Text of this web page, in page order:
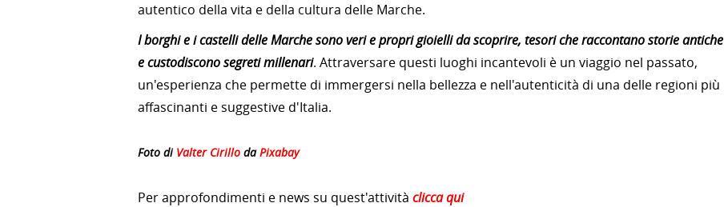
autentico della vita e della cultura delle Marche.
I borghi e i castelli delle Marche sono veri e propri gioielli da scoprire, tesori che raccontano storie antiche
e custodiscono segreti millenari. Attraversare questi luoghi incantevoli è un viaggio nel passato,
un'esperienza che permette di immergersi nella bellezza e nell'autenticità di una delle regioni più
affascinanti e suggestive d'Italia.
Foto di Valter Cirillo daPixabay
Per approfondimenti e news su quest'attività clicca qui